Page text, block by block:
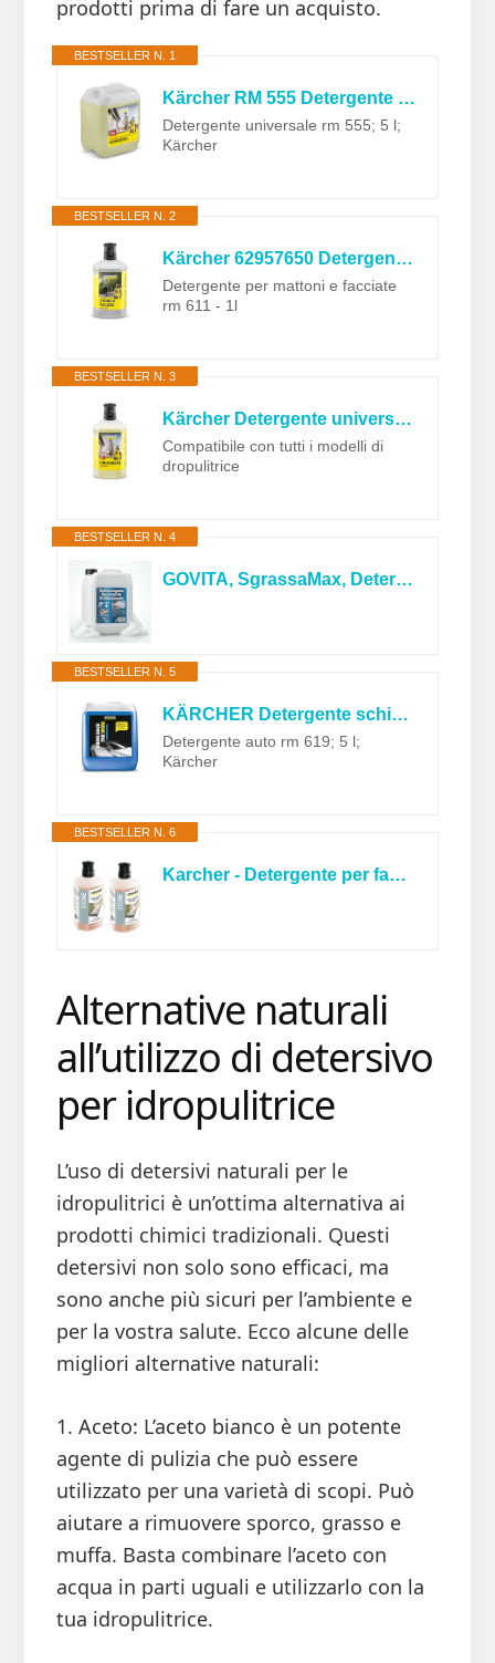
prodotti prima di fare un acquisto.
BESTSELLER N. 1
Kärcher RM 555 Detergente Universale, 5 L
Detergente universale rm 555; 5 l;
Kärcher
BESTSELLER N. 2
Kärcher 62957650 Detergente per pietra e facciate, 1 litro, Black, Stone Cleaner
Detergente per mattoni e facciate
rm 611 - 1l
BESTSELLER N. 3
Kärcher Detergente universale per idropulitrici da 1 L - Utilizzabile sia per il lavaggio a mano che da integrare con il sistema Plug'n'Clean delle Idropulitrici
Compatibile con tutti i modelli di
dropulitrice
BESTSELLER N. 4
GOVITA, SgrassaMax, Detergente Schiumogeno Concentrato, Per Idropulitrice, Alto Potere Lucidante, Non rovina le Plastiche, Ideale per Prelavaggio Auto, 5L
BESTSELLER N. 5
KÄRCHER Detergente schiumogeno RM 619 per idropulitrici, Shampoo per pulizia auto e moto, 5 litri, ecologico e delicato su tutte le superfici verniciate e in plastica
Detergente auto rm 619; 5 l;
Kärcher
BESTSELLER N. 6
Karcher - Detergente per facciate, 3 in 1, per idropulitrice, K2 K4 K5 K7, 1 litro x 2
Alternative naturali
all’utilizzo di detersivo
per idropulitrice
L’uso di detersivi naturali per le
idropulitrici è un’ottima alternativa ai
prodotti chimici tradizionali. Questi
detersivi non solo sono efficaci, ma
sono anche più sicuri per l’ambiente e
per la vostra salute. Ecco alcune delle
migliori alternative naturali:
1. Aceto: L’aceto bianco è un potente
agente di pulizia che può essere
utilizzato per una varietà di scopi. Può
aiutare a rimuovere sporco, grasso e
muffa. Basta combinare l’aceto con
acqua in parti uguali e utilizzarlo con la
tua idropulitrice.